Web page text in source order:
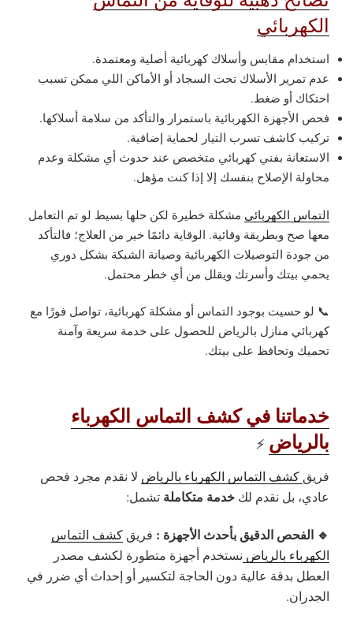
الكهربائي
استخدام مقابس وأسلاك كهربائية أصلية ومعتمدة.
عدم تمرير الأسلاك تحت السجاد أو الأماكن اللي ممكن تسبب
احتكاك أو ضغط.
فحص الأجهزة الكهربائية باستمرار والتأكد من سلامة أسلاكها.
تركيب كاشف تسرب التيار لحماية إضافية.
الاستعانة بفني كهربائي متخصص عند حدوث أي مشكلة وعدم
محاولة الإصلاح بنفسك إلا إذا كنت مؤهل.
التماس الكهربائي مشكلة خطيرة لكن حلها بسيط لو تم التعامل
معها صح وبطريقة وقائية. الوقاية دائمًا خير من العلاج؛ فالتأكد
من جودة التوصيلات الكهربائية وصيانة الشبكة بشكل دوري
يحمي بيتك وأسرتك ويقلل من أي خطر محتمل.
📞 لو حسيت بوجود التماس أو مشكلة كهربائية، تواصل فورًا مع
كهربائي منازل بالرياض للحصول على خدمة سريعة وآمنة
تحميك وتحافظ على بيتك.
خدماتنا في كشف التماس الكهرباء
بالرياض ⚡
فريق كشف التماس الكهرباء بالرياض لا نقدم مجرد فحص
عادي، بل نقدم لك خدمة متكاملة تشمل:
🔹 الفحص الدقيق بأحدث الأجهزة : فريق كشف التماس
الكهرباء بالرياض نستخدم أجهزة متطورة لكشف مصدر
العطل بدقة عالية دون الحاجة لتكسير أو إحداث أي ضرر في
الجدران.